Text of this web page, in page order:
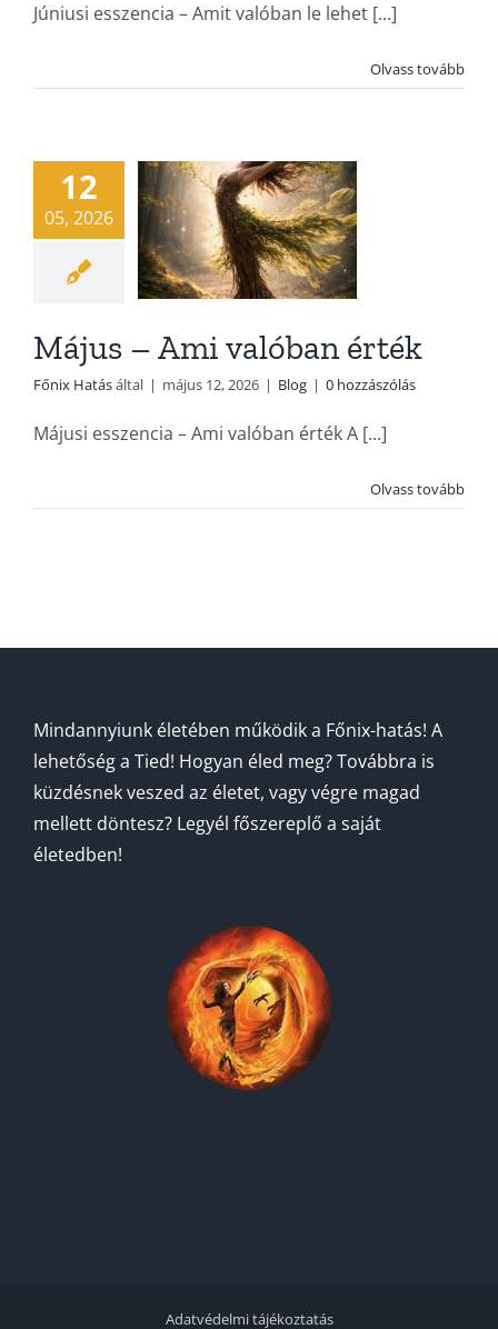
Júniusi esszencia – Amit valóban le lehet [...]
Olvass tovább
12
05, 2026
Blog
Május – Ami valóban érték
Főnix Hatásáltal | május 12, 2026 | Blog | 0 hozzászólás
Májusi esszencia – Ami valóban érték A [...]
Olvass tovább
Mindannyiunk életében működik a Főnix-hatás! A
lehetőség a Tied! Hogyan éled meg? Továbbra is
küzdésnek veszed az életet, vagy végre magad
mellett döntesz? Legyél főszereplő a saját
életedben!
Adatvédelmi tájékoztatás